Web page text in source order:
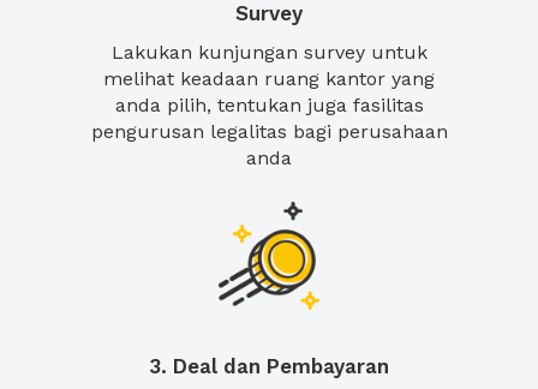
Survey
Lakukan kunjungan survey untuk
melihat keadaan ruang kantor yang
anda pilih, tentukan juga fasilitas
pengurusan legalitas bagi perusahaan
anda
3. Deal dan Pembayaran